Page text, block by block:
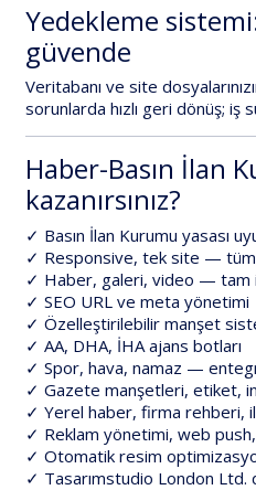
Yedekleme
güvende
Veritabanı ve site
sorunlarda hızlı geri dönüş; iş
Haber-Basın İlan
kazanırsınız?
✓ Basın İlan Kurumu yasası
✓ Responsive, tek site — tüm
✓ Haber, galeri, video — tam
✓ SEO URL ve meta yönetimi
✓ Özelleştirilebilir manşet
✓ AA, DHA, İHA ajans botları
✓ Spor, hava, namaz —
✓ Gazete manşetleri, etiket,
✓ Yerel haber, firma rehberi,
✓ Reklam yönetimi, web
✓ Otomatik resim
✓ Tasarımstudio London Ltd.